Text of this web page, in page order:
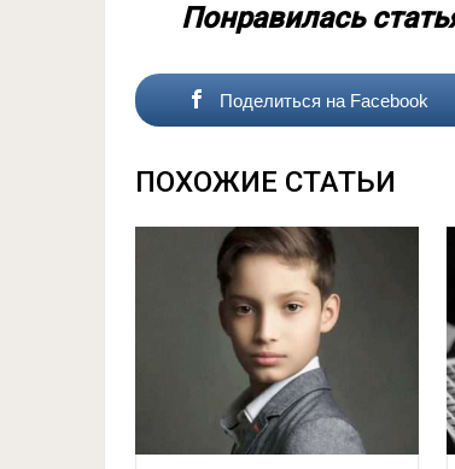
Понравилась
Поделиться на Facebook
ПОХОЖИЕ СТАТЬИ